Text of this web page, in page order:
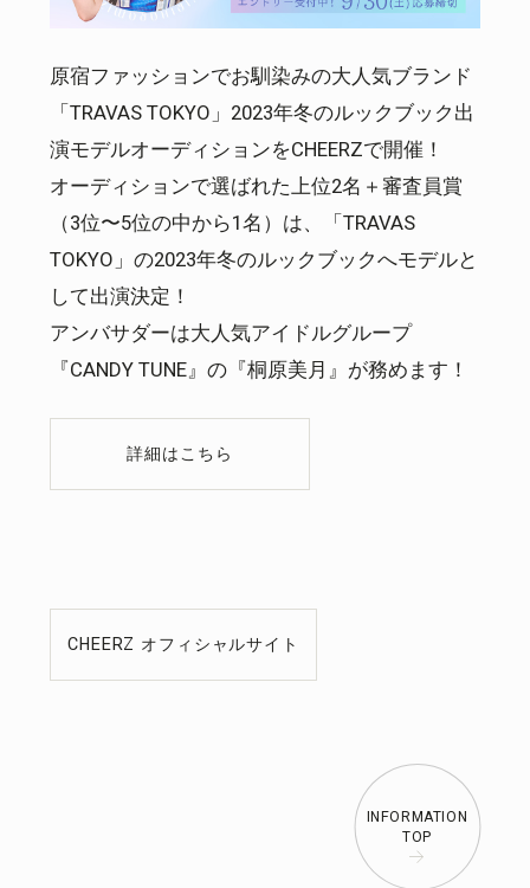
原宿ファッションでお馴染みの大人気ブランド
「TRAVAS TOKYO」2023年冬のルックブック出
演モデルオーディションをCHEERZで開催！
オーディションで選ばれた上位2名＋審査員賞
（3位〜5位の中から1名）は、「TRAVAS
TOKYO」の2023年冬のルックブックへモデルと
して出演決定！
アンバサダーは大人気アイドルグループ
『CANDY TUNE』の『桐原美月』が務めます！
詳細はこちら
CHEERZ オフィシャルサイト
INFORMATION
TOP